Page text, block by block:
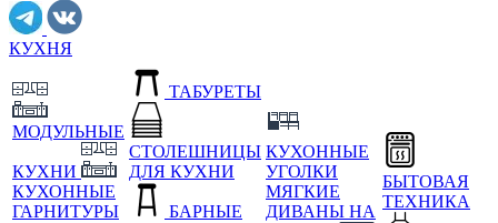
КУХНЯ
МОДУЛЬНЫЕ
КУХНИ
КУХОННЫЕ
ГАРНИТУРЫ
ТАБУРЕТЫ
СТОЛЕШНИЦЫ
ДЛЯ КУХНИ
БАРНЫЕ
КУХОННЫЕ
УГОЛКИ
МЯГКИЕ
ДИВАНЫ НА
БЫТОВАЯ
ТЕХНИКА